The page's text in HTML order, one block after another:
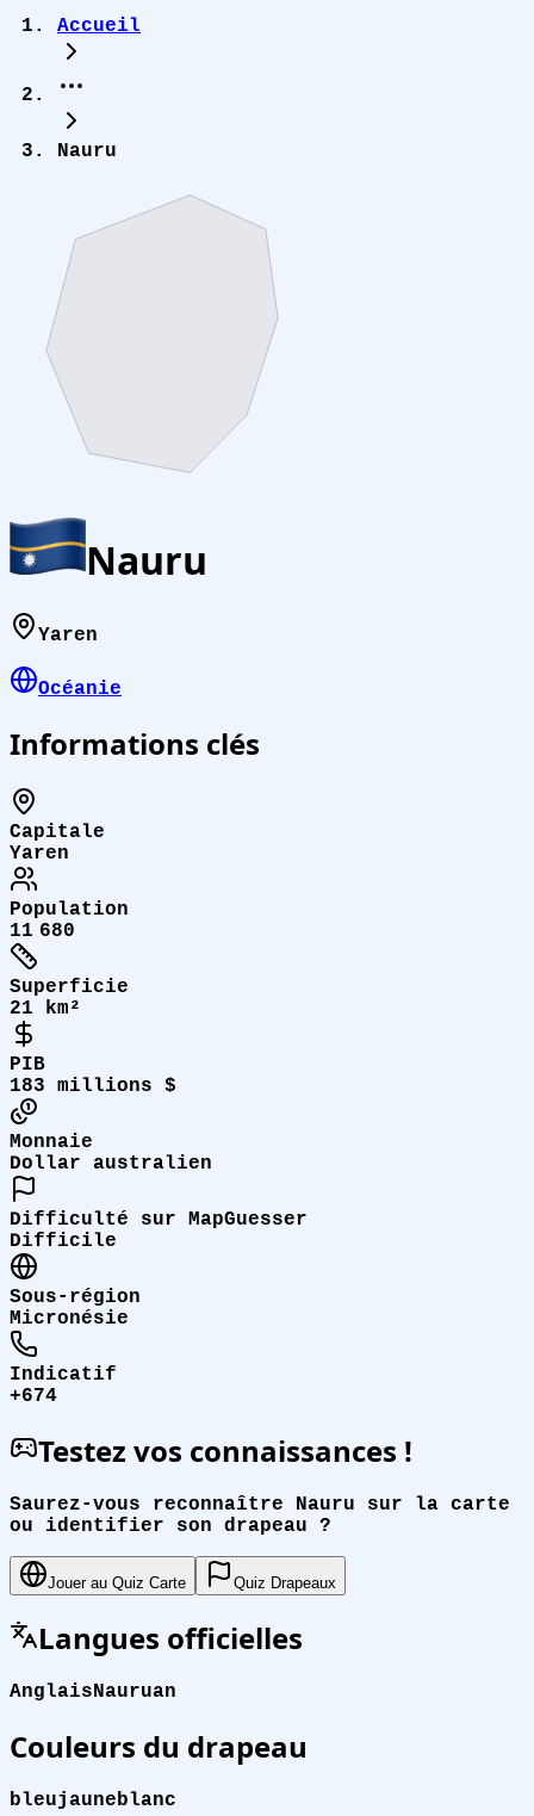
Accueil
Nauru
Nauru
Yaren
Océanie
Informations clés
Capitale
Yaren
Population
11 680
Superficie
21 km²
PIB
183 millions $
Monnaie
Dollar australien
Difficulté sur MapGuesser
Difficile
Sous-région
Micronésie
Indicatif
+674
Testez vos connaissances !
Saurez-vous reconnaître Nauru sur la carte
ou identifier son drapeau ?
Jouer au Quiz Carte Quiz Drapeaux
Langues officielles
AnglaisNauruan
Couleurs du drapeau
bleujauneblanc